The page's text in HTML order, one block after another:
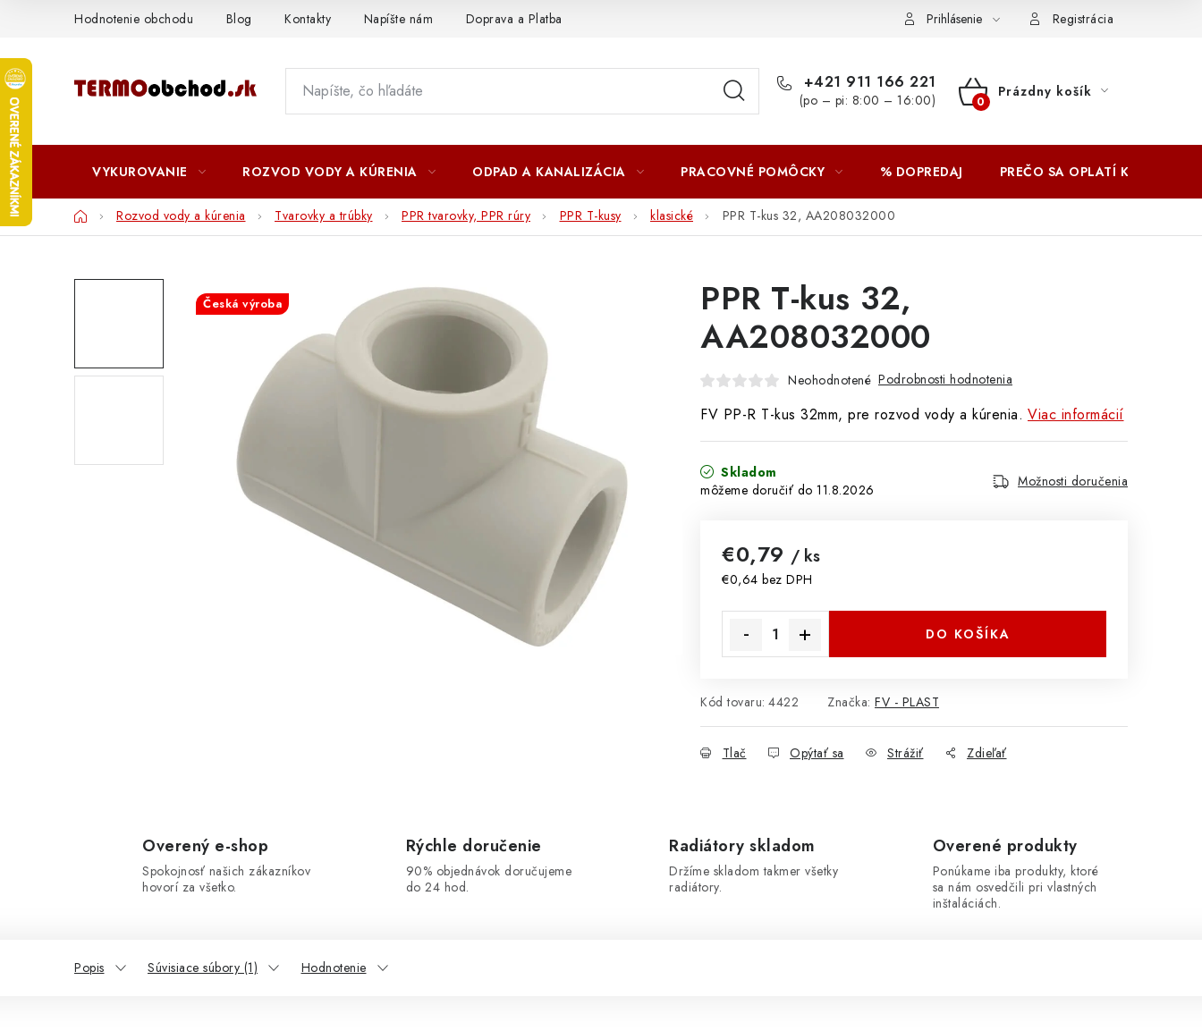
Hodnotenie obchodu Blog Kontakty Napíšte nám Doprava a Platba Prihlásenie Registrácia
+421 911 166 221
(po – pi: 8:00 – 16:00)
NÁKUPNÝ
Prázdny košík
VYKUROVANIE ROZVOD VODY A KÚRENIA ODPAD A KANALIZÁCIA PRACOVNÉ POMÔCKY % DOPREDAJ PREČO SA OPLATÍ KUPOVAŤ
DomovRozvod vody a kúrenia Tvarovky a trúbky PPR tvarovky, PPR rúry PPR T-kusy klasické PPR T-kus 32, AA208032000
PPR T-kus 32,
AA208032000
Neohodnotené Podrobnosti hodnotenia
FV PP-R T-kus 32mm, pre rozvod vody a kúrenia. Viac informácií
Skladom
11.8.2026
Možnosti doručenia
€0,79 / ks
€0,64 bez DPH
DO KOŠÍKA
Kód tovaru: 4422 Značka: FV - PLAST
Tlač Opýtať sa Strážiť Zdieľať
Česká výroba
Overený e-shop
Spokojnosť našich zákazníkov
hovorí za všetko.
Rýchle doručenie
90% objednávok doručujeme
do 24 hod.
Radiátory skladom
Držíme skladom takmer všetky
radiátory.
Overené produkty
Ponúkame iba produkty, ktoré
sa nám osvedčili pri vlastných
inštaláciách.
Popis Súvisiace súbory (1) Hodnotenie